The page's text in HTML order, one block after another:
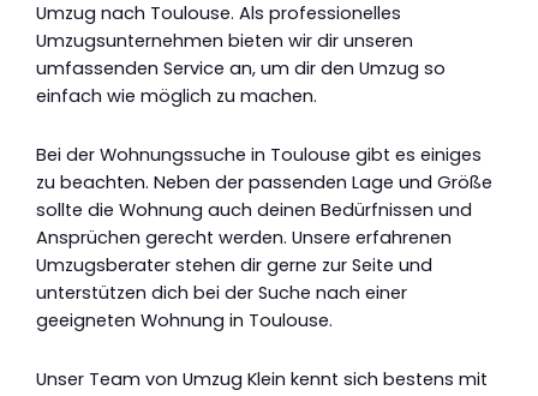
Umzug nach Toulouse. Als professionelles
Umzugsunternehmen bieten wir dir unseren
umfassenden Service an, um dir den Umzug so
einfach wie möglich zu machen.
Bei der Wohnungssuche in Toulouse gibt es einiges
zu beachten. Neben der passenden Lage und Größe
sollte die Wohnung auch deinen Bedürfnissen und
Ansprüchen gerecht werden. Unsere erfahrenen
Umzugsberater stehen dir gerne zur Seite und
unterstützen dich bei der Suche nach einer
geeigneten Wohnung in Toulouse.
Unser Team von Umzug Klein kennt sich bestens mit